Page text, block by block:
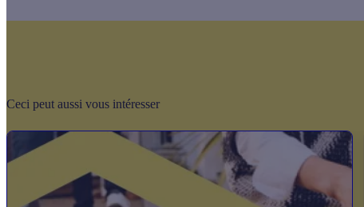
Ceci peut aussi vous intéresser